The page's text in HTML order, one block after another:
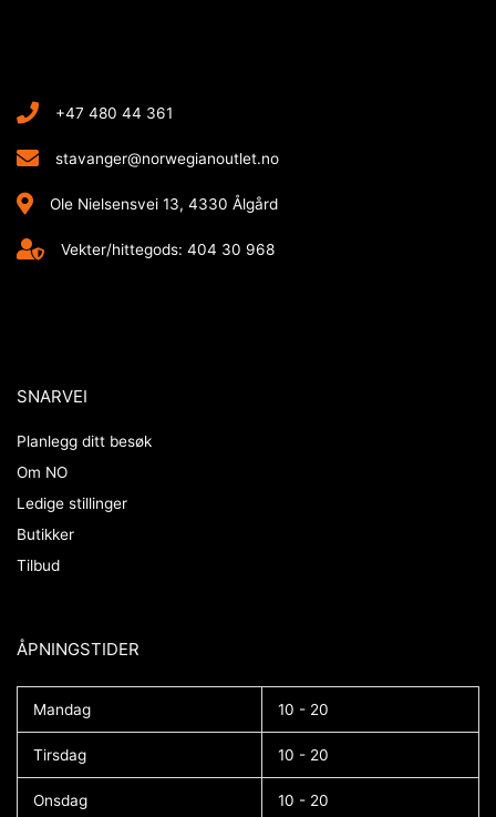
+47 480 44 361
stavanger@norwegianoutlet.no
Ole Nielsensvei 13, 4330 Ålgård
Vekter/hittegods: 404 30 968
SNARVEI
Planlegg ditt besøk
Om NO
Ledige stillinger
Butikker
Tilbud
ÅPNINGSTIDER​
Mandag 10 - 20
Tirsdag 10 - 20
Onsdag 10 - 20